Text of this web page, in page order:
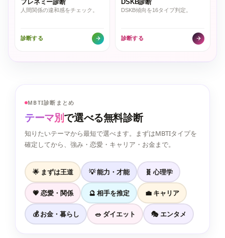
フレネミー診断
人間関係の違和感をチェック。
診断する
DSKB診断
DSKB傾向を16タイプ判定。
診断する
MBTI診断まとめ
テーマ別で選べる無料診断
知りたいテーマから最短で選べます。まずはMBTIタイプを
確定してから、強み・恋愛・キャリア・お金まで。
🌟 まずは王道 💡 能力・才能 🧬 心理学
💗 恋愛・関係 🔮 相手を推定 💼 キャリア
💰 お金・暮らし 🥗 ダイエット 🎭 エンタメ